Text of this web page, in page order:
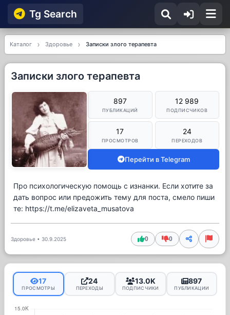
Tg Searсh
Каталог Здоровье Записки злого терапевта
Записки злого терапевта
897
ПУБЛИКАЦИЙ
12 989
ПОДПИСЧИКОВ
17
ПРОСМОТРОВ
24
ПЕРЕХОДОВ
Перейти в Telegram
Про психологическую помощь с изнанки. Если хотите за
дать вопрос или предожить тему для поста, смело пиши
те: https://t.me/elizaveta_musatova
Здоровье • 30.9.2025 0 0
17
ПРОСМОТРЫ
24
ПЕРЕХОДЫ
13.0K
ПОДПИСЧИКИ
897
ПУБЛИКАЦИИ